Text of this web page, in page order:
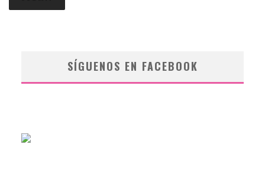
SÍGUENOS EN FACEBOOK